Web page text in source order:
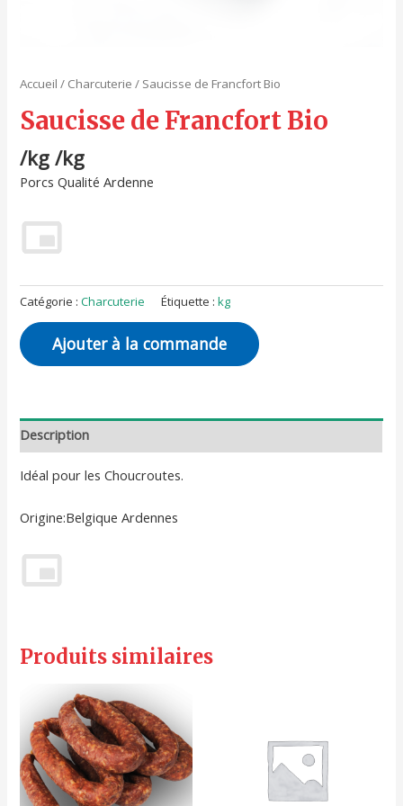
Accueil / Charcuterie / Saucisse de Francfort Bio
Saucisse de Francfort Bio
/kg /kg
Porcs Qualité Ardenne
Catégorie :Charcuterie Étiquette :kg
Ajouter à la commande
Description
Idéal pour les Choucroutes.
Origine:Belgique Ardennes
Produits similaires